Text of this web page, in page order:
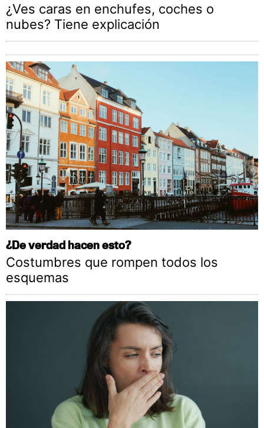
¿Ves caras en enchufes, coches o
nubes? Tiene explicación
¿De verdad hacen esto?
Costumbres que rompen todos los
esquemas